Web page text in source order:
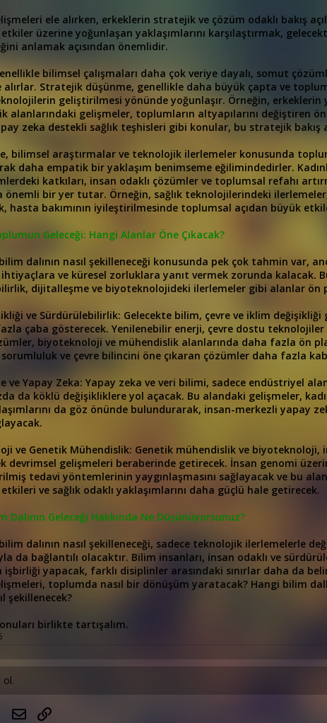
ele alırken, erkeklerin stratejik ve çözüm odaklı bakış
üzerine yoğunlaşan yaklaşımlarını karşılaştırmak,
anlamak açısından önemlidir.
bilimsel çalışmaları daha çok veriye dayalı, somut
alırlar. Stratejik düşünme, genellikle daha büyük çapta ve
geliştirilmesi yönünde yoğunlaşır. Örneğin,
alanlarındaki gelişmeler, toplumların altyapılarını değiştiren
zeka destekli sağlık teşhisleri gibi konular, bu stratejik bakış
bilimsel araştırmalar ve teknolojik ilerlemeler konusunda
daha empatik bir yaklaşım benimseme eğilimindedirler.
katkıları, insan odaklı çözümler ve toplumsal refahı
önemli bir yer tutar. Örneğin, sağlık teknolojilerindeki ilerlemeler,
hasta bakımının iyileştirilmesinde toplumsal açıdan büyük
Geleceği: Hangi Alanlar Öne Çıkacak?
dalının nasıl şekilleneceği konusunda pek çok tahmin var,
ve küresel zorluklara yanıt vermek zorunda kalacak.
dijitalleşme ve biyoteknolojideki ilerlemeler gibi alanlar ön
ve Sürdürülebilirlik: Gelecekte bilim, çevre ve iklim
çaba gösterecek. Yenilenebilir enerji, çevre dostu teknolojiler
biyoteknoloji ve mühendislik alanlarında daha fazla ön
ve çevre bilincini öne çıkaran çözümler daha fazla
ve Yapay Zeka: Yapay zeka ve veri bilimi, sadece endüstriyel
da köklü değişikliklere yol açacak. Bu alandaki gelişmeler,
da göz önünde bulundurarak, insan-merkezli yapay
ve Genetik Mühendislik: Genetik mühendislik ve biyoteknoloji,
devrimsel gelişmeleri beraberinde getirecek. İnsan genomi
tedavi yöntemlerinin yaygınlaşmasını sağlayacak ve bu
ve sağlık odaklı yaklaşımlarını daha güçlü hale getirecek.
Dalının Geleceği Hakkında Ne Düşünüyorsunuz?
dalının nasıl şekilleneceği, sadece teknolojik ilerlemelerle
da bağlantılı olacaktır. Bilim insanları, insan odaklı ve
yapacak, farklı disiplinler arasındaki sınırlar daha da
toplumda nasıl bir dönüşüm yaratacak? Hangi bilim
şekillenecek?
birlikte tartışalım.
ol.
WhatsApp
E-postaLink